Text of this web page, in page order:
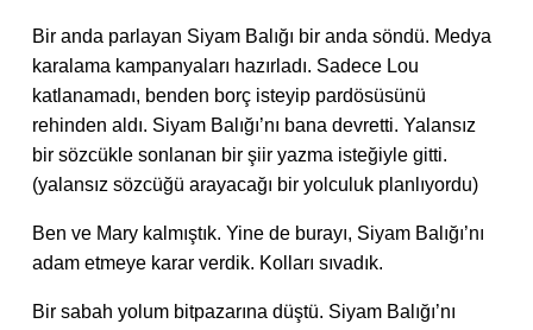
Bir anda parlayan Siyam Balığı bir anda söndü. Medya
karalama kampanyaları hazırladı. Sadece Lou
katlanamadı, benden borç isteyip pardösüsünü
rehinden aldı. Siyam Balığı’nı bana devretti. Yalansız
bir sözcükle sonlanan bir şiir yazma isteğiyle gitti.
(yalansız sözcüğü arayacağı bir yolculuk planlıyordu)
Ben ve Mary kalmıştık. Yine de burayı, Siyam Balığı’nı
adam etmeye karar verdik. Kolları sıvadık.
Bir sabah yolum bitpazarına düştü. Siyam Balığı’nı